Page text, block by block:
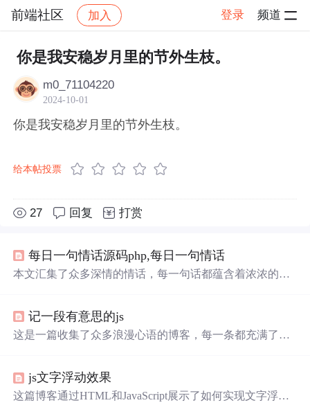
前端社区 加入 登录 频道
社区 前端社区 感慨 帖子详情
你是我安稳岁月里的节外生枝。
m0_71104220
2024-10-01
你是我安稳岁月里的节外生枝。
给本帖投票
27 回复 打赏
每日一句情话源码php,每日一句情话
本文汇集了众多深情的情话，每一句话都蕴含着浓浓的情
记一段有意思的js
这是一篇收集了众多浪漫心语的博客，每一条都充满了甜
的独特情感，仿佛每个瞬间都因你而闪耀。这些话语如同
繁星，照亮了平凡的日子，让人感受到爱的力量和美好。
js文字浮动效果
这篇博客通过HTML和JavaScript展示了如何实现文字浮动